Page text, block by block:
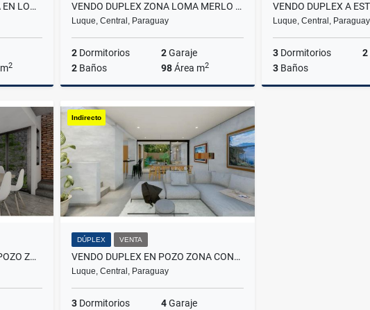
VENDO DUPLEX CON PISCINA EN LOMA MERLO - LUQUE
2
Venta
US$135,000
VENDO DUPLEX ZONA LOMA MERLO - LUQUE
Luque, Central, Paraguay
2Dormitorios 2Garaje
2Baños 98Área m2
Venta
G550,000,000
Luque, Central, Paraguay
3 Dormitorios 2
3 Baños
VENDO DUPLEX DE LUJO EN POZO ZONA ÑU GUAZU
Indirecto
DÚPLEX VENTA
VENDO DUPLEX EN POZO ZONA CONMEBOL
Luque, Central, Paraguay
3Dormitorios 4Garaje